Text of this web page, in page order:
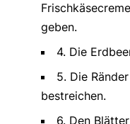
geben.
4. Die
5. Die
bestreichen.
6. Den